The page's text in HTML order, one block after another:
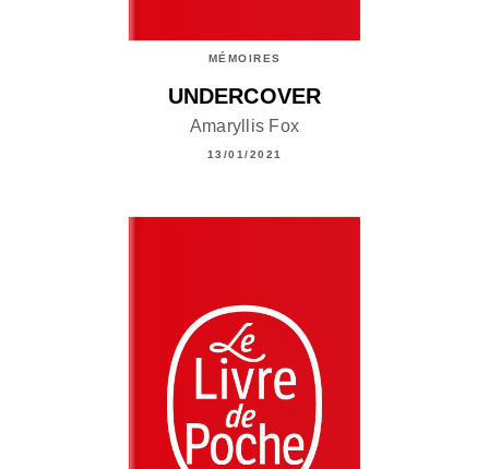
MÉMOIRES
UNDERCOVER
Amaryllis Fox
13/01/2021